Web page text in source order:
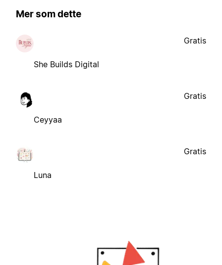
Mer som dette
She Builds Digital
Gratis
Ceyyaa
Gratis
Luna
Gratis